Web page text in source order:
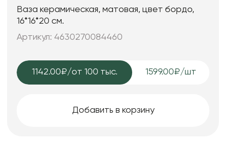
Ваза керамическая, матовая, цвет бордо,
16*16*20 см.
Артикул: 4630270084460
1142.00₽/от 100 тыс. 1599.00₽/шт
Добавить в корзину